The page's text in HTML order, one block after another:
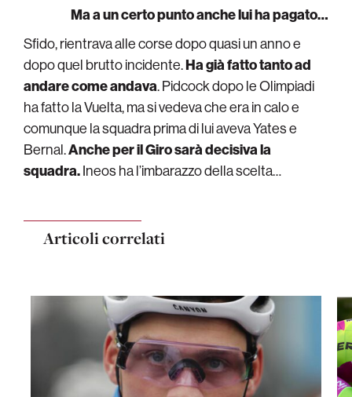
Ma a un certo punto anche lui ha pagato…
Sfido, rientrava alle corse dopo quasi un anno e
dopo quel brutto incidente.Ha già fatto tanto ad
andare come andava. Pidcock dopo le Olimpiadi
ha fatto la Vuelta, ma si vedeva che era in calo e
comunque la squadra prima di lui aveva Yates e
Bernal.Anche per il Giro sarà decisiva la
squadra.Ineos ha l’imbarazzo della scelta…
Articoli correlati